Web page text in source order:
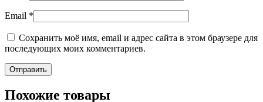
Email *
Сохранить моё имя, email и адрес сайта в этом браузере для
последующих моих комментариев.
Похожие товары